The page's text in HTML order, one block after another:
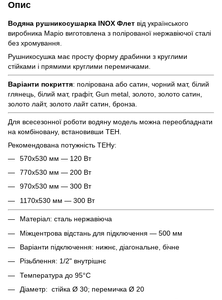
Опис
Водяна рушникосушарка INOX Флет від українського
виробника Маріо виготовлена з полірованої нержавіючої сталі
без хромування.
Рушникосушка має просту форму драбинки з круглими
стійками і прямими круглими перемичками.
Варіанти покриття: полірована або сатин, чорний мат, білий
глянець, білий мат, графіт, Gun metal, золото, золото сатин,
золото лайт, золото лайт сатин, бронза.
Для всесезонної роботи водяну модель можна переобладнати
на комбіновану, встановивши ТЕН.
Рекомендована потужність ТЕНу:
570х530 мм — 120 Вт
770х530 мм — 200 Вт
970х530 мм — 300 Вт
1170х530 мм — 300 Вт
Матеріал: сталь нержавіюча
Міжцентрова відстань для підключення — 500 мм
Варіанти підключення: нижнє, діагональне, бічне
Різьблення: 1/2" внутрішнє
Температура до 95°С
Діаметр: стійка Ø 30; перемичка Ø 20